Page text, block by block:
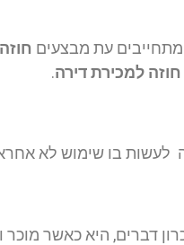
עת מבצעים
חוזה למכירת דירה.
לעשות בו שימוש לא
דברים, היא כאשר